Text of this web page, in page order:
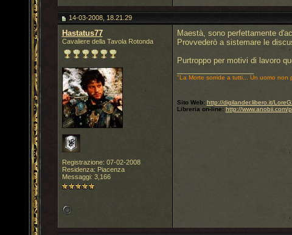
14-03-2008, 18.21.29
Hastatus77
Cavaliere della Tavola Rotonda
Registrazione: 07-02-2008
Residenza: Piacenza
Messaggi: 3,166
Maestà, sono perfettamente
Provvederò a sistemare le
Purtroppo per motivi di lavoro
"La Morte sorride a tutti... Un uomo non
Sito Web: http://digilander.libero.it/
Libreria on-line: http://www.anobii.com/